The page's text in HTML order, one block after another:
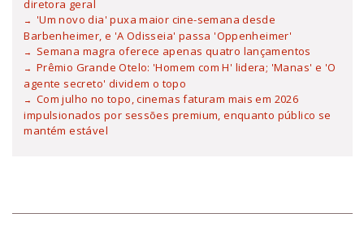
diretora geral
'Um novo dia' puxa maior cine-semana desde
Barbenheimer, e 'A Odisseia' passa 'Oppenheimer'
Semana magra oferece apenas quatro lançamentos
Prêmio Grande Otelo: 'Homem com H' lidera; 'Manas' e 'O
agente secreto' dividem o topo
Com julho no topo, cinemas faturam mais em 2026
impulsionados por sessões premium, enquanto público se
mantém estável